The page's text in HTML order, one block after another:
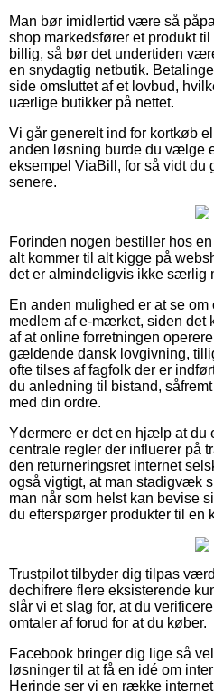
Man bør imidlertid være så
shop markedsfører et produkt
billig, så bør det undertiden
en snydagtig netbutik.
side omsluttet af et lovbud,
uærlige butikker på nettet.
Vi går generelt ind for kortkøb
anden løsning burde du vælge
eksempel ViaBill, for så vidt du
senere.
Forinden nogen bestiller hos
alt kommer til alt kigge på
det er almindeligvis ikke særlig
En anden mulighed er at se
medlem af e-mærket, siden
af at online forretningen
gældende dansk lovgivning,
ofte tilses af fagfolk der er
du anledning til bistand,
med din ordre.
Ydermere er det en hjælp at du
centrale regler der influerer på
den returneringsret internet
også vigtigt, at man stadigvæk
man når som helst kan bevise
du efterspørger produkter til en
Trustpilot tilbyder dig tilpas
dechifrere flere eksisterende
slår vi et slag for, at du
omtaler af forud for at du køber.
Facebook bringer dig lige så
løsninger til at få en idé om
Herinde ser vi en række